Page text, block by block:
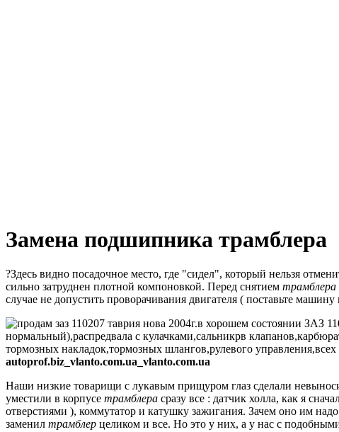
Замена подшипника трамблера
?Здесь видно посадочное место, где "сидел", который нельзя
сильно затруднен плотной компоновкой. Перед снятием трамблера
случае не допустить проворачивания двигателя ( поставьте
autoprof.biz_vlanto.com.ua_vlanto.com.ua
Наши низкие товарищи с лукавым прищуром глаз сделали
уместили в корпусе трамблера сразу все : датчик холла, как я
отверстиями ), коммутатор и катушку зажигания. Зачем оно им
заменил трамблер целиком и все. Но это у них, а у нас с